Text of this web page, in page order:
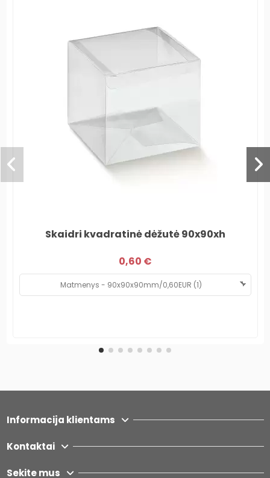
Skaidri kvadratinė dėžutė 90x90xh
0,60 €
Informacija klientams
Kontaktai
Sekite mus